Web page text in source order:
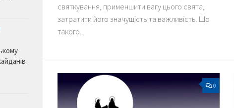
святкування, применшити вагу цього свята,
затратити його значущість та важливість. Що
такого...
0